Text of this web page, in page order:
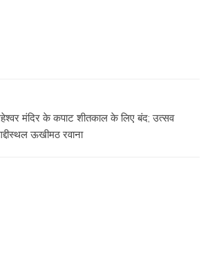
मंदिर के कपाट शीतकाल के लिए बंद; उत्सव
ऊखीमठ रवाना